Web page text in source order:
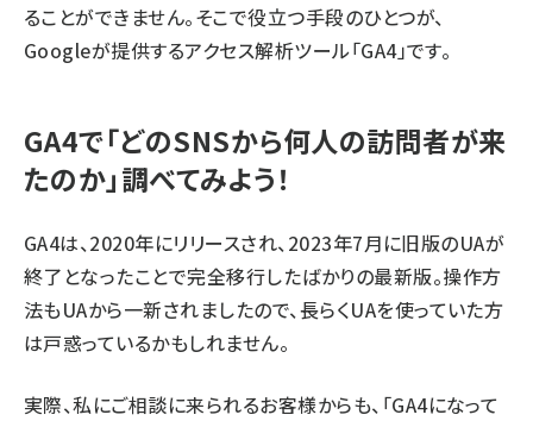
ることができません。そこで役立つ手段のひとつが、
Googleが提供するアクセス解析ツール「GA4」です。
GA4で「どのSNSから何人の訪問者が来
たのか」調べてみよう！
GA4は、2020年にリリースされ、2023年7月に旧版のUAが
終了となったことで完全移行したばかりの最新版。操作方
法もUAから一新されましたので、長らくUAを使っていた方
は戸惑っているかもしれません。
実際、私にご相談に来られるお客様からも、「GA4になって